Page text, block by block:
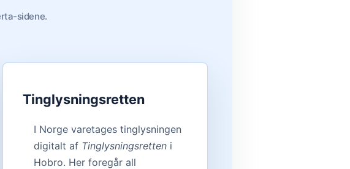
sidene.
Tinglysningsretten
I Norge varetages tinglysningen
digitalt af Tinglysningsretteni
Hobro. Her foregår all